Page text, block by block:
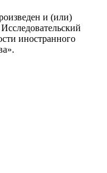
и (или)
иностранного